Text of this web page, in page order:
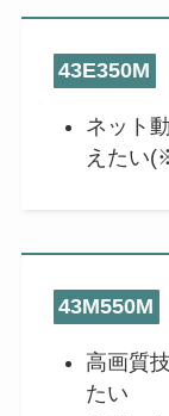
43E350M
ネット
えたい
43M550M
高画質
たい